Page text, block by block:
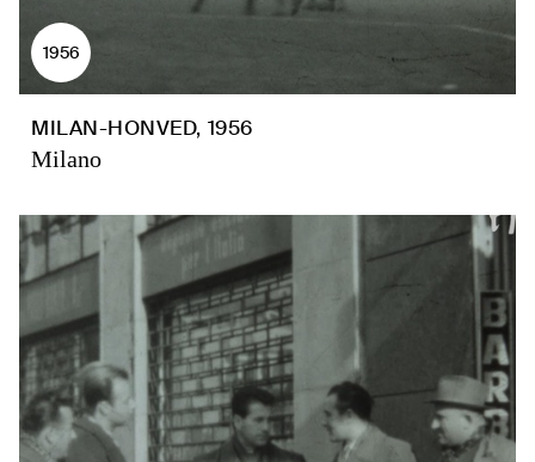
1956
MILAN-HONVED, 1956
Milano